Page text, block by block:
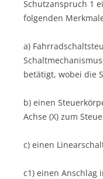
Schutzanspruch 1
folgenden
a)
betätigt, wobei die
b) einen
Achse (X) zum
c) einen
c1) einen Anschlag